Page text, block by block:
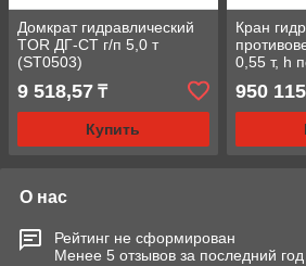
Домкрат гидравлический
TOR ДГ-CT г/п 5,0 т
(ST0503)
9 518,57 ₸
Купить
Кран
0,55 т, h
950
О нас
Рейтинг не сформирован
Менее 5 отзывов за последний год